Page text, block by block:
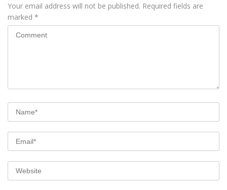
Your email address will not be published. Required fields are
marked *